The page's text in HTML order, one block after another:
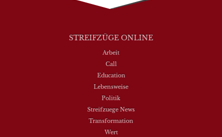
STREIFZÜGE ONLINE
Arbeit
Call
Education
Lebensweise
Politik
Streifzuege News
Transformation
Wert